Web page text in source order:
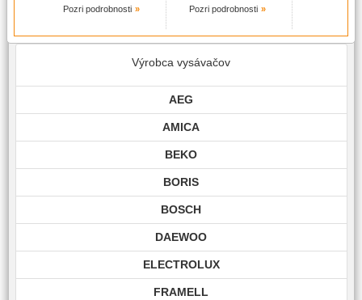
Pozri podrobnosti Pozri podrobnosti
Výrobca vysávačov
AEG
AMICA
BEKO
BORIS
BOSCH
DAEWOO
ELECTROLUX
FRAMELL